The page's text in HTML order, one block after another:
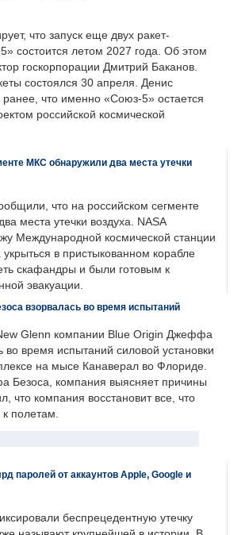
что запуск еще двух ракет-
состоится летом 2027 года. Об этом
госкорпорации Дмитрий Баканов.
состоялся 30 апреля. Денис
ранее, что именно «Союз-5» остается
российской космической
МКС обнаружили два места утечки
что на российском сегменте
места утечки воздуха. NASA
Международной космической станции
в пристыкованном корабле
скафандры и были готовым к
эвакуации.
взорвалась во время испытаний
Glenn компании Blue Origin Джеффа
во время испытаний силовой установки
на мысе Канаверал во Флориде.
Безоса, компания выясняет причины
что компания восстановит все, что
к полетам.
паролей от аккаунтов Apple, Google и
беспрецедентную утечку